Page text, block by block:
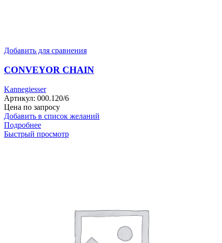
Добавить для сравнения
CONVEYOR CHAIN
Kannegiesser
Артикул: 000.120/6
Цена по запросу
Добавить в список желаний
Подробнее
Быстрый просмотр